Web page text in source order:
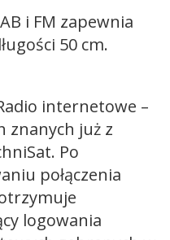
i FM zapewnia
50 cm.
internetowe –
znanych już z
Po
połączenia
logowania